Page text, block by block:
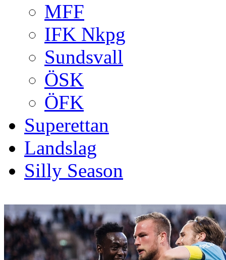
MFF
IFK Nkpg
Sundsvall
ÖSK
ÖFK
Superettan
Landslag
Silly Season